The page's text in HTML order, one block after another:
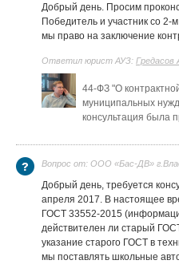
Добрый день. Просим
Победитель и участник со 2-
мы право на заключение
Ответил юрист АУЗ: Гредасов
44-ФЗ "О
муниципальных
консультация была
Вопрос от: ООО «Бас-ДВ»
Добрый день, требуется
апреля 2017. В настоящее
ГОСТ 33552-2015
действителен ли старый
указание старого ГОСТ в
мы поставлять школьные